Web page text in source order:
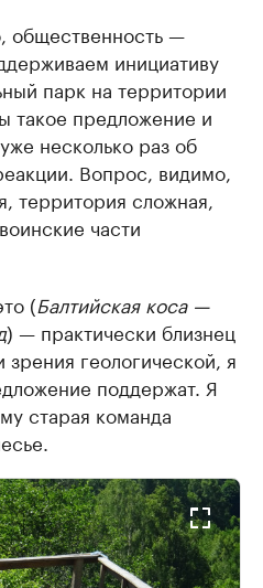
общественность —
инициативу
парк на территории
такое предложение и
несколько раз об
Вопрос, видимо,
территория сложная,
части
(Балтийская коса —
) — практически близнец
геологической, я
поддержат. Я
старая команда